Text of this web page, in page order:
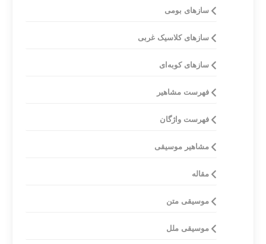
سازهای بومی
ساز‌های کلاسیک غربی
سازهای کوبه‌ای
فهرست مشاهیر
فهرست واژگان
مشاهیر موسیقی
مقاله
موسیقی متن
موسیقی ملل